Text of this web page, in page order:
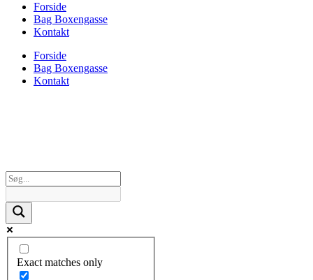
Forside
Bag Boxengasse
Kontakt
Forside
Bag Boxengasse
Kontakt
Exact matches only